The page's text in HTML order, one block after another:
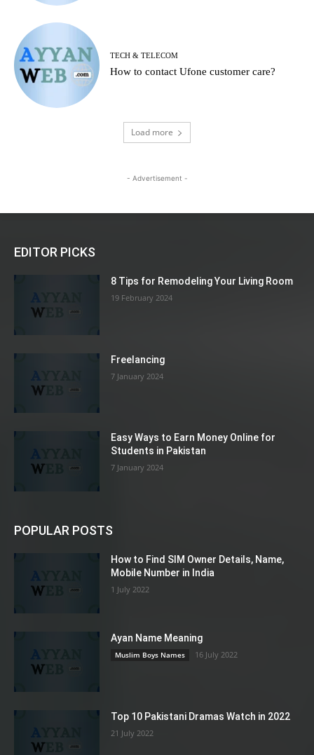
TECH & TELECOM
How to contact Ufone customer care?
Load more
- Advertisement -
EDITOR PICKS
8 Tips for Remodeling Your Living Room
19 February 2024
Freelancing
7 January 2024
Easy Ways to Earn Money Online for
Students in Pakistan
7 January 2024
POPULAR POSTS
How to Find SIM Owner Details, Name,
Mobile Number in India
1 July 2022
Ayan Name Meaning
Muslim Boys Names 16 July 2022
Top 10 Pakistani Dramas Watch in 2022
21 July 2022